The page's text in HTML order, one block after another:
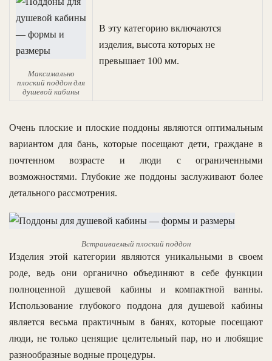
Максимально
плоский поддон для
душевой кабины
В эту категорию включаются
изделия, высота которых не
превышает 100 мм.
Очень плоские и плоские поддоны являются оптимальным
вариантом для бань, которые посещают дети, граждане в
почтенном возрасте и люди с ограниченными
возможностями. Глубокие же поддоны заслуживают более
детального рассмотрения.
Встраиваемый плоский поддон
Изделия этой категории являются уникальными в своем
роде, ведь они органично объединяют в себе функции
полноценной душевой кабины и компактной ванны.
Использование глубокого поддона для душевой кабины
является весьма практичным в банях, которые посещают
люди, не только ценящие целительный пар, но и любящие
разнообразные водные процедуры.